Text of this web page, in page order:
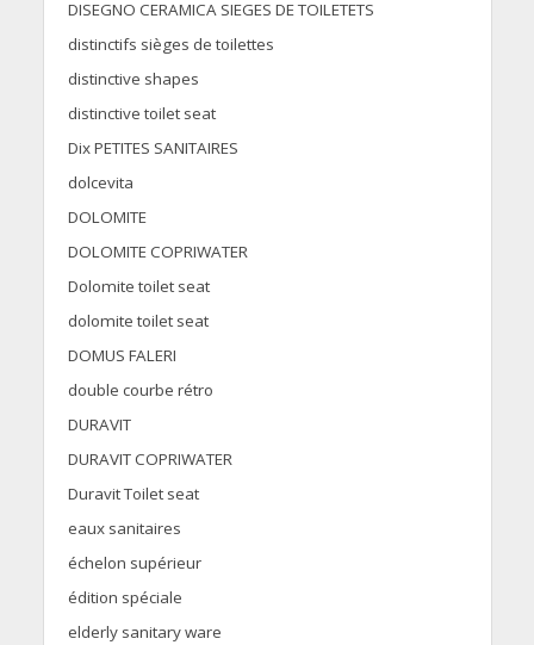
DISEGNO CERAMICA SIEGES DE TOILETETS
distinctifs sièges de toilettes
distinctive shapes
distinctive toilet seat
Dix PETITES SANITAIRES
dolcevita
DOLOMITE
DOLOMITE COPRIWATER
Dolomite toilet seat
dolomite toilet seat
DOMUS FALERI
double courbe rétro
DURAVIT
DURAVIT COPRIWATER
Duravit Toilet seat
eaux sanitaires
échelon supérieur
édition spéciale
elderly sanitary ware